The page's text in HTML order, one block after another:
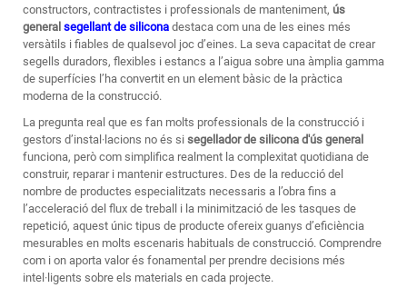
constructors, contractistes i professionals de manteniment, ús
general segellant de silicona destaca com una de les eines més
versàtils i fiables de qualsevol joc d’eines. La seva capacitat de crear
segells duradors, flexibles i estancs a l’aigua sobre una àmplia gamma
de superfícies l’ha convertit en un element bàsic de la pràctica
moderna de la construcció.
La pregunta real que es fan molts professionals de la construcció i
gestors d’instal·lacions no és si segellador de silicona d'ús general
funciona, però com simplifica realment la complexitat quotidiana de
construir, reparar i mantenir estructures. Des de la reducció del
nombre de productes especialitzats necessaris a l’obra fins a
l’acceleració del flux de treball i la minimització de les tasques de
repetició, aquest únic tipus de producte ofereix guanys d’eficiència
mesurables en molts escenaris habituals de construcció. Comprendre
com i on aporta valor és fonamental per prendre decisions més
intel·ligents sobre els materials en cada projecte.